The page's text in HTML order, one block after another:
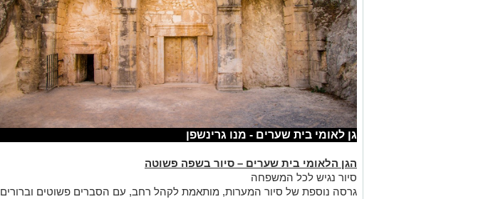
גן לאומי בית שערים - מנו גרינשפן
הגן הלאומי בית שערים – סיור בשפה פשוטה
סיור נגיש לכל המשפחה
גרסה נוספת של סיור המערות, מותאמת לקהל רחב, עם הסברים פשוטים וברורים